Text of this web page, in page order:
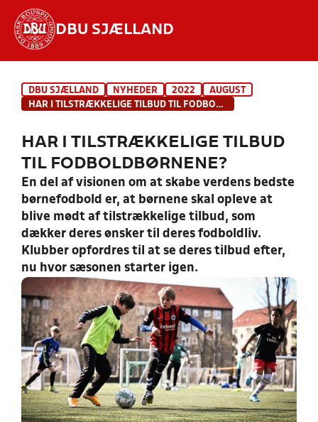
DBU SJÆLLAND
INDHOLD OG NYHEDER
HOLD
DBU SJÆLLAND NYHEDER 2022
AUGUST
HAR I TILSTRÆKKELIGE TILBUD TIL FODBOLDBØRNENE?
HAR I TILSTRÆKKELIGE TILBUD
TIL FODBOLDBØRNENE?
En del af visionen om at skabe verdens bedste
børnefodbold er, at børnene skal opleve at
blive mødt af tilstrækkelige tilbud, som
dækker deres ønsker til deres fodboldliv.
Klubber opfordres til at se deres tilbud efter,
nu hvor sæsonen starter igen.